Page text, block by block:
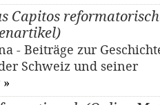
Capitos
- Beiträge zur
Schweiz und seiner
»